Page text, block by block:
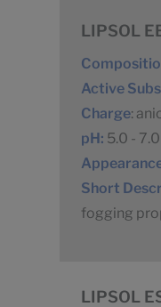
LIPSOL
Active
Charge:
pH: 5.0 - 7.0
Short
fogging
LIPSOL